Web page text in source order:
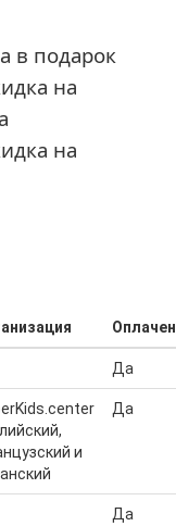
в подарок
на
на
Да
и
Да
Да